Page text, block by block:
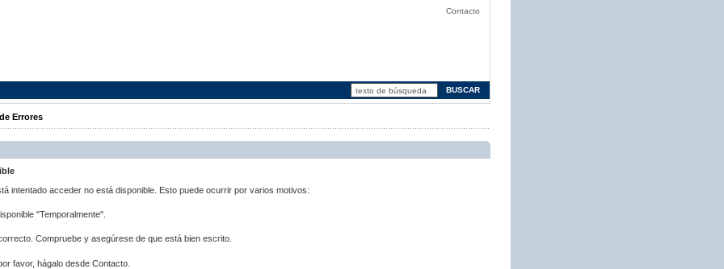
Contacto
Errores
intentado acceder no está disponible. Esto puede ocurrir por varios motivos:
"Temporalmente".
Compruebe y asegúrese de que está bien escrito.
favor, hágalo desde Contacto.